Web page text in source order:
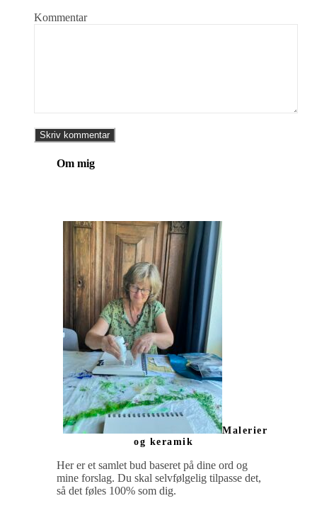
Kommentar
Om mig
Malerier
og keramik
Her er et samlet bud baseret på dine ord og
mine forslag. Du skal selvfølgelig tilpasse det,
så det føles 100% som dig.